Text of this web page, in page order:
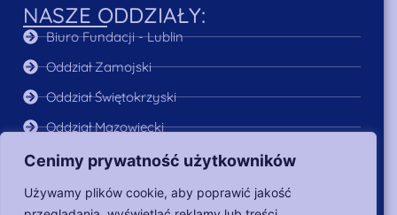
Cenimy prywatność użytkowników
Używamy plików cookie, aby poprawić jakość
NASZE ODDZIAŁY:
Biuro Fundacji - Lublin
Oddział Zamojski
Oddział Świętokrzyski
Oddział Mazowiecki
Oddział Podkarpacki
MENU: